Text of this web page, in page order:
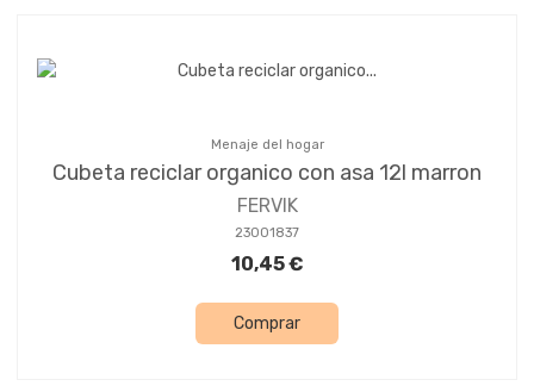
Menaje del hogar
Cubeta reciclar organico con asa 12l marron
FERVIK
23001837
10,45 €
Comprar